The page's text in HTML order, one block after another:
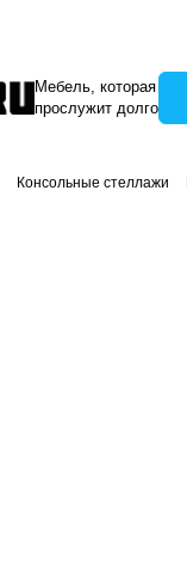
Мебель, которая
прослужит долго
Консольные стеллажи